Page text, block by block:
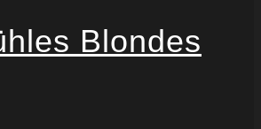
Blondes